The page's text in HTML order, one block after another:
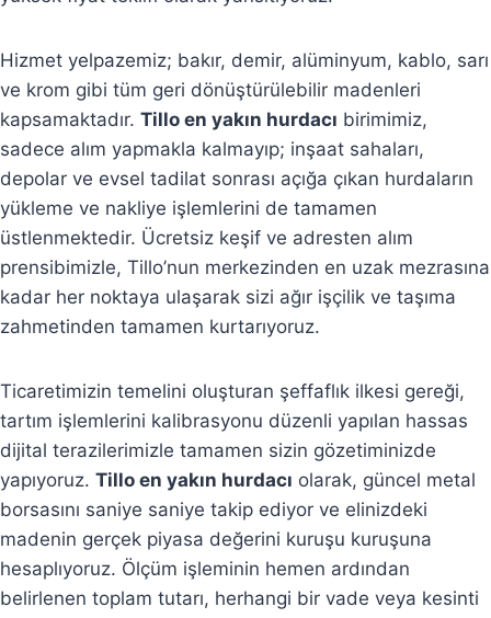
Hizmet yelpazemiz; bakır, demir, alüminyum, kablo, sarı
ve krom gibi tüm geri dönüştürülebilir madenleri
kapsamaktadır. Tillo en yakın hurdacı birimimiz,
sadece alım yapmakla kalmayıp; inşaat sahaları,
depolar ve evsel tadilat sonrası açığa çıkan hurdaların
yükleme ve nakliye işlemlerini de tamamen
üstlenmektedir. Ücretsiz keşif ve adresten alım
prensibimizle, Tillo’nun merkezinden en uzak mezrasına
kadar her noktaya ulaşarak sizi ağır işçilik ve taşıma
zahmetinden tamamen kurtarıyoruz.
Ticaretimizin temelini oluşturan şeffaflık ilkesi gereği,
tartım işlemlerini kalibrasyonu düzenli yapılan hassas
dijital terazilerimizle tamamen sizin gözetiminizde
yapıyoruz. Tillo en yakın hurdacı olarak, güncel metal
borsasını saniye saniye takip ediyor ve elinizdeki
madenin gerçek piyasa değerini kuruşu kuruşuna
hesaplıyoruz. Ölçüm işleminin hemen ardından
belirlenen toplam tutarı, herhangi bir vade veya kesinti